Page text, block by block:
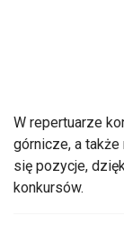
W repertuarze
górnicze, a
się pozycje,
konkursów.